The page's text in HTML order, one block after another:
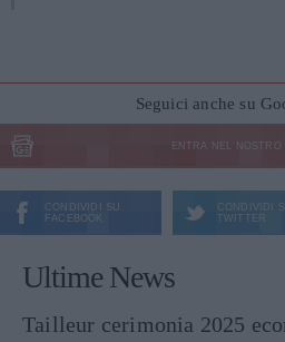
Seguici anche su
ENTRA NEL NOSTRO
CONDIVIDI SU
FACEBOOK
CONDIVIDI
TWITTER
Ultime News
Tailleur cerimonia 2025